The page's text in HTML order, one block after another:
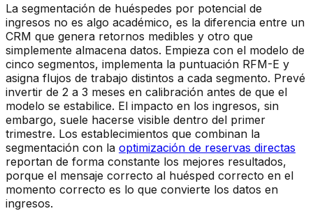
La segmentación de huéspedes por potencial de
ingresos no es algo académico, es la diferencia entre un
CRM que genera retornos medibles y otro que
simplemente almacena datos. Empieza con el modelo de
cinco segmentos, implementa la puntuación RFM-E y
asigna flujos de trabajo distintos a cada segmento. Prevé
invertir de 2 a 3 meses en calibración antes de que el
modelo se estabilice. El impacto en los ingresos, sin
embargo, suele hacerse visible dentro del primer
trimestre. Los establecimientos que combinan la
segmentación con la optimización de reservas directas
reportan de forma constante los mejores resultados,
porque el mensaje correcto al huésped correcto en el
momento correcto es lo que convierte los datos en
ingresos.